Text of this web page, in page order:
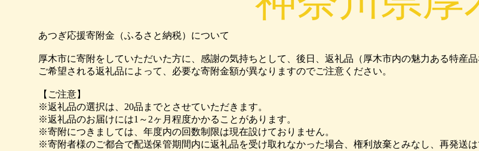
あつぎ応援寄附金（ふるさと納税）について
厚木市に寄附をしていただいた方に、感謝の気持ちとして、後日、返礼品（厚木市内の魅力ある特産品
ご希望される返礼品によって、必要な寄附金額が異なりますのでご注意ください。
【ご注意】
※返礼品の選択は、20品までとさせていただきます。
※返礼品のお届けには1～2ヶ月程度かかることがあります。
※寄附につきましては、年度内の回数制限は現在設けておりません。
※寄附者様のご都合で配送保管期間内に返礼品を受け取れなかった場合、権利放棄とみなし、再発送